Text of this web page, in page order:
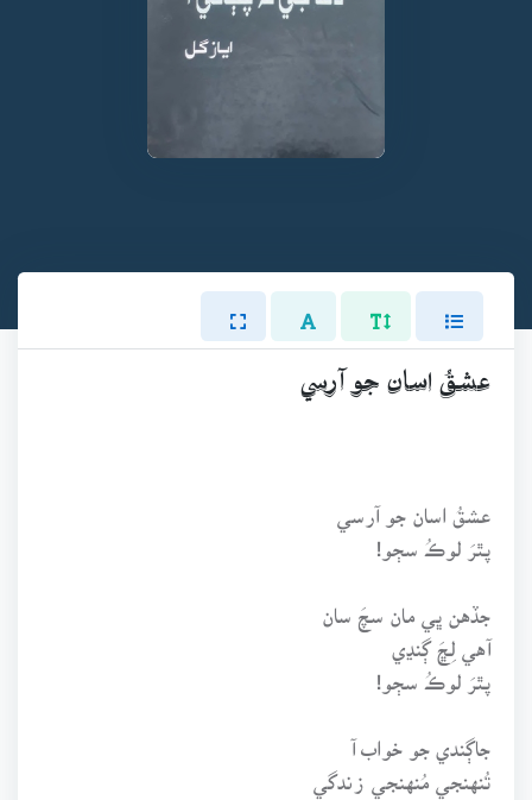
عشقُ اسان جو آرسي
عشقُ اسان جو آرسي
پٿرَ لوڪُ سڄو!
جڏهن ڀي مان سچَ سان
آهي لِڇَ ڳنڍي
پٿرَ لوڪُ سڄو!
جاڳندي جو خواب آ
تُنهنجي مُنهنجي زندگي